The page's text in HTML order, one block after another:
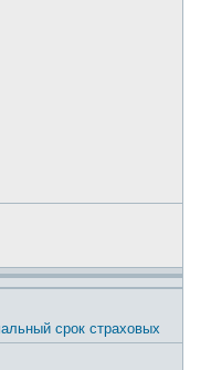
срок страховых